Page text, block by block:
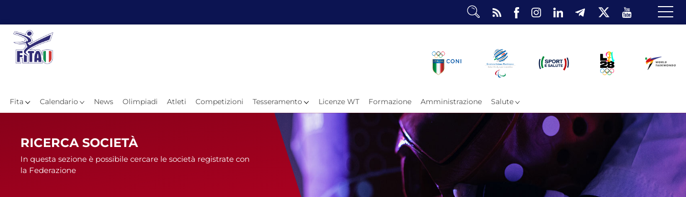
Home
Organigramma
Carte Federali
Progetti
Calendario
Atleti Combattimento
Atleti Poomsae e Freestyle
Fita Calendario News Olimpiadi Atleti Competizioni Tesseramento Licenze WT Formazione Amministrazione Salute
RICERCA SOCIETÀ
In questa sezione è possibile cercare le società registrate con
la Federazione